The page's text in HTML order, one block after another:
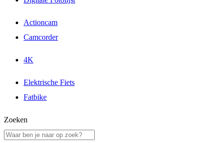
Actioncam
Camcorder
4K
Elektrische Fiets
Fatbike
Zoeken